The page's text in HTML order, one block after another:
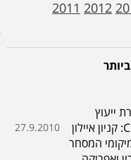
2012
2011
ייעוץ
הנדל"ן ‏Cushman & Wakefield‏: קניון איילון
דורג במקום ה-8 מתוך 10 מיקומי המסחר
27.9.2010